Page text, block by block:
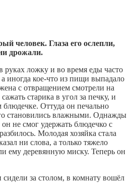
человек. Глаза его ослепли,
дрожали.
руках ложку и во время еды часто
а иногда кое-что из пищи выпадало
с отвращением смотрели на
старика в угол за печку, и
блюдечке. Оттуда он печально
становились влажными. Однажды
он не смог удержать блюдечко с
Молодая хозяйка стала
ни слова, а только тяжело
ему деревянную миску. Теперь он
сидели за столом, в комнату вошёл